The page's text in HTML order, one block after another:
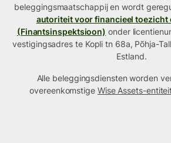
beleggingsmaatschappij en wordt
autoriteit voor financieel toezicht
(Finantsinspektsioon) onder
vestigingsadres te Kopli tn 68a, Põhja-
Estland.
Alle beleggingsdiensten worden
overeenkomstige Wise Assets-